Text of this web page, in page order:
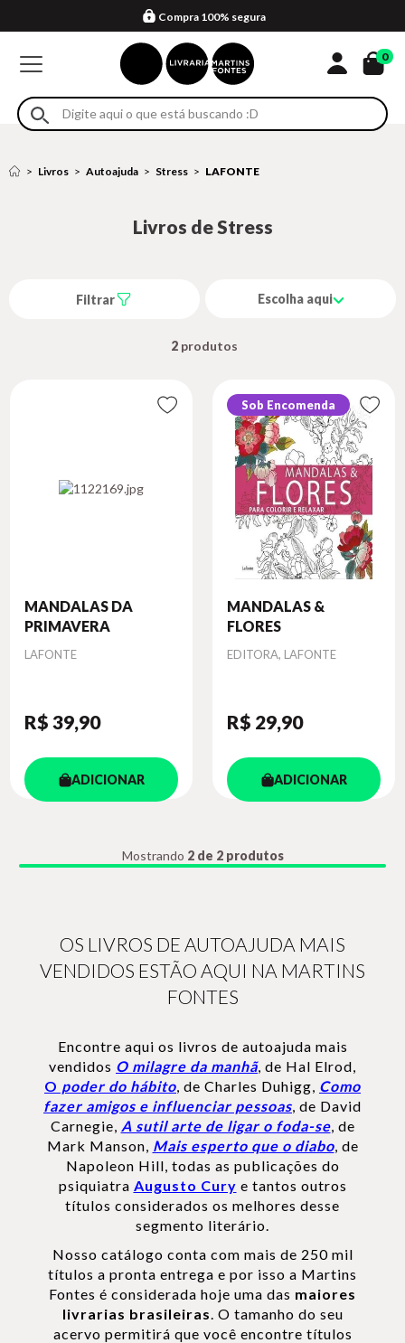
Formas de entrega
Compra 100% segura
Em até 4x sem juros no cartão*
Retire na loja
Eventos
0
Livros Autoajuda Stress LAFONTE
Livros de Stress
Filtrar Escolha aqui
2
MANDALAS DA
PRIMAVERA
Autor
LAFONTE
R$ 39,90
ADICIONAR
Sob Encomenda
MANDALAS &
FLORES
Autor
EDITORA, LAFONTE
R$ 29,90
ADICIONAR
Mostrando 2 de 2 produtos
OS LIVROS DE AUTOAJUDA MAIS
VENDIDOS ESTÃO AQUI NA MARTINS
FONTES
Encontre aqui os livros de autoajuda mais
vendidos O milagre da manhã, de Hal Elrod,
O poder do hábito, de Charles Duhigg, Como
fazer amigos e influenciar pessoas, de David
Carnegie, A sutil arte de ligar o foda-se, de
Mark Manson, Mais esperto que o diabo, de
Napoleon Hill, todas as publicações do
psiquiatra Augusto Cury e tantos outros
títulos considerados os melhores desse
segmento literário.
Nosso catálogo conta com mais de 250 mil
títulos a pronta entrega e por isso a Martins
Fontes é considerada hoje uma das maiores
livrarias brasileiras. O tamanho do seu
acervo permitirá que você encontre títulos